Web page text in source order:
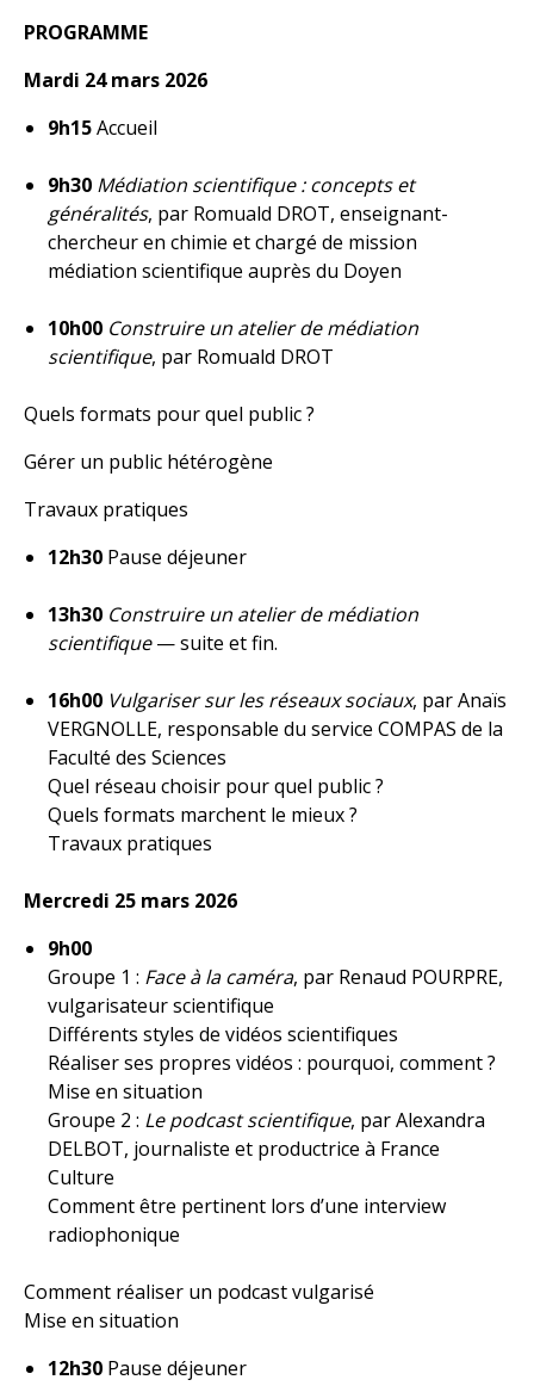
PROGRAMME
Mardi 24 mars 2026
9h15Accueil
9h30 Médiation scientifique : concepts et
généralités, par Romuald DROT, enseignant-
chercheur en chimie et chargé de mission
médiation scientifique auprès du Doyen
10h00 Construire un atelier de médiation
scientifique, par Romuald DROT
Quels formats pour quel public ?
Gérer un public hétérogène
Travaux pratiques
12h30 Pause déjeuner
13h30 Construire un atelier de médiation
scientifique— suite et fin.
16h00 Vulgariser sur les réseaux sociaux, par Anaïs
VERGNOLLE, responsable du service COMPAS de la
Faculté des Sciences
Quel réseau choisir pour quel public ?
Quels formats marchent le mieux ?
Travaux pratiques
Mercredi 25 mars 2026
9h00
Groupe 1 : Face à la caméra, par Renaud POURPRE,
vulgarisateur scientifique
Différents styles de vidéos scientifiques
Réaliser ses propres vidéos : pourquoi, comment ?
Mise en situation
Groupe 2 : Le podcast scientifique, par Alexandra
DELBOT, journaliste et productrice à France
Culture
Comment être pertinent lors d’une interview
radiophonique
Comment réaliser un podcast vulgarisé
Mise en situation
12h30 Pause déjeuner